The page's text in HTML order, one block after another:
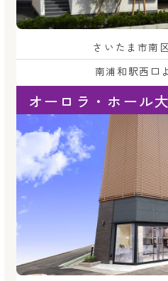
さいたま市南
南浦和駅西口
オーロラ・ホール